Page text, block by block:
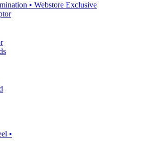
• Webstore Exclusive